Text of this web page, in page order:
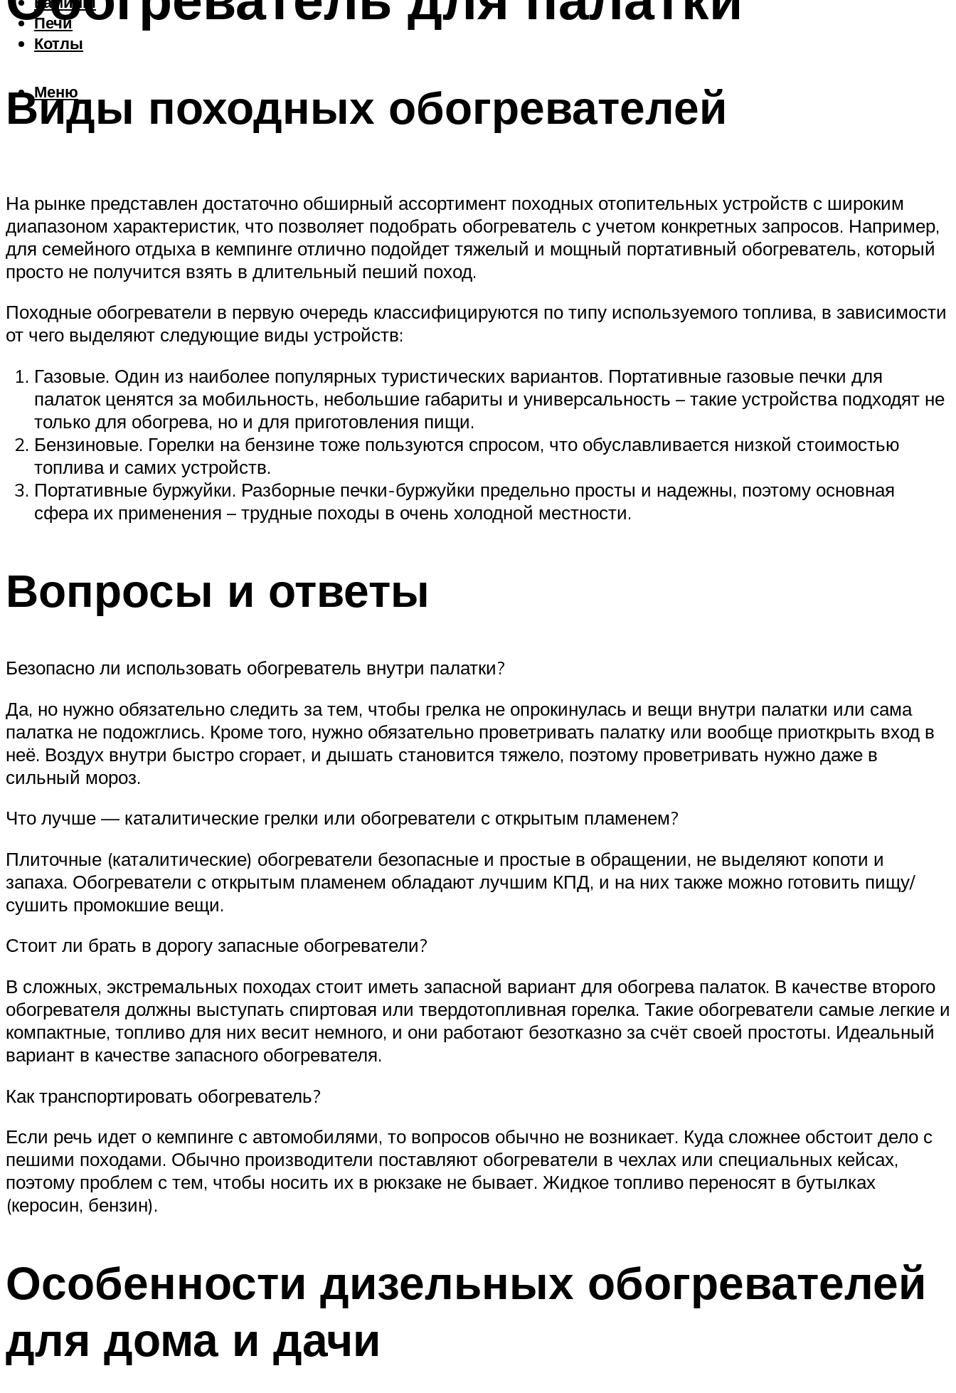
Печи
Котлы
Меню
Виды походных обогревателей
На рынке представлен достаточно обширный ассортимент походных отопительных устройств с широким
диапазоном характеристик, что позволяет подобрать обогреватель с учетом конкретных запросов. Например,
для семейного отдыха в кемпинге отлично подойдет тяжелый и мощный портативный обогреватель, который
просто не получится взять в длительный пеший поход.
Походные обогреватели в первую очередь классифицируются по типу используемого топлива, в зависимости
от чего выделяют следующие виды устройств:
Газовые. Один из наиболее популярных туристических вариантов. Портативные газовые печки для
палаток ценятся за мобильность, небольшие габариты и универсальность – такие устройства подходят не
только для обогрева, но и для приготовления пищи.
Бензиновые. Горелки на бензине тоже пользуются спросом, что обуславливается низкой стоимостью
топлива и самих устройств.
Портативные буржуйки. Разборные печки-буржуйки предельно просты и надежны, поэтому основная
сфера их применения – трудные походы в очень холодной местности.
Вопросы и ответы
Безопасно ли использовать обогреватель внутри палатки?
Да, но нужно обязательно следить за тем, чтобы грелка не опрокинулась и вещи внутри палатки или сама
палатка не подожглись. Кроме того, нужно обязательно проветривать палатку или вообще приоткрыть вход в
неё. Воздух внутри быстро сгорает, и дышать становится тяжело, поэтому проветривать нужно даже в
сильный мороз.
Что лучше — каталитические грелки или обогреватели с открытым пламенем?
Плиточные (каталитические) обогреватели безопасные и простые в обращении, не выделяют копоти и
запаха. Обогреватели с открытым пламенем обладают лучшим КПД, и на них также можно готовить пищу/
сушить промокшие вещи.
Стоит ли брать в дорогу запасные обогреватели?
В сложных, экстремальных походах стоит иметь запасной вариант для обогрева палаток. В качестве второго
обогревателя должны выступать спиртовая или твердотопливная горелка. Такие обогреватели самые легкие и
компактные, топливо для них весит немного, и они работают безотказно за счёт своей простоты. Идеальный
вариант в качестве запасного обогревателя.
Как транспортировать обогреватель?
Если речь идет о кемпинге с автомобилями, то вопросов обычно не возникает. Куда сложнее обстоит дело с
пешими походами. Обычно производители поставляют обогреватели в чехлах или специальных кейсах,
поэтому проблем с тем, чтобы носить их в рюкзаке не бывает. Жидкое топливо переносят в бутылках
(керосин, бензин).
Особенности дизельных обогревателей
для дома и дачи